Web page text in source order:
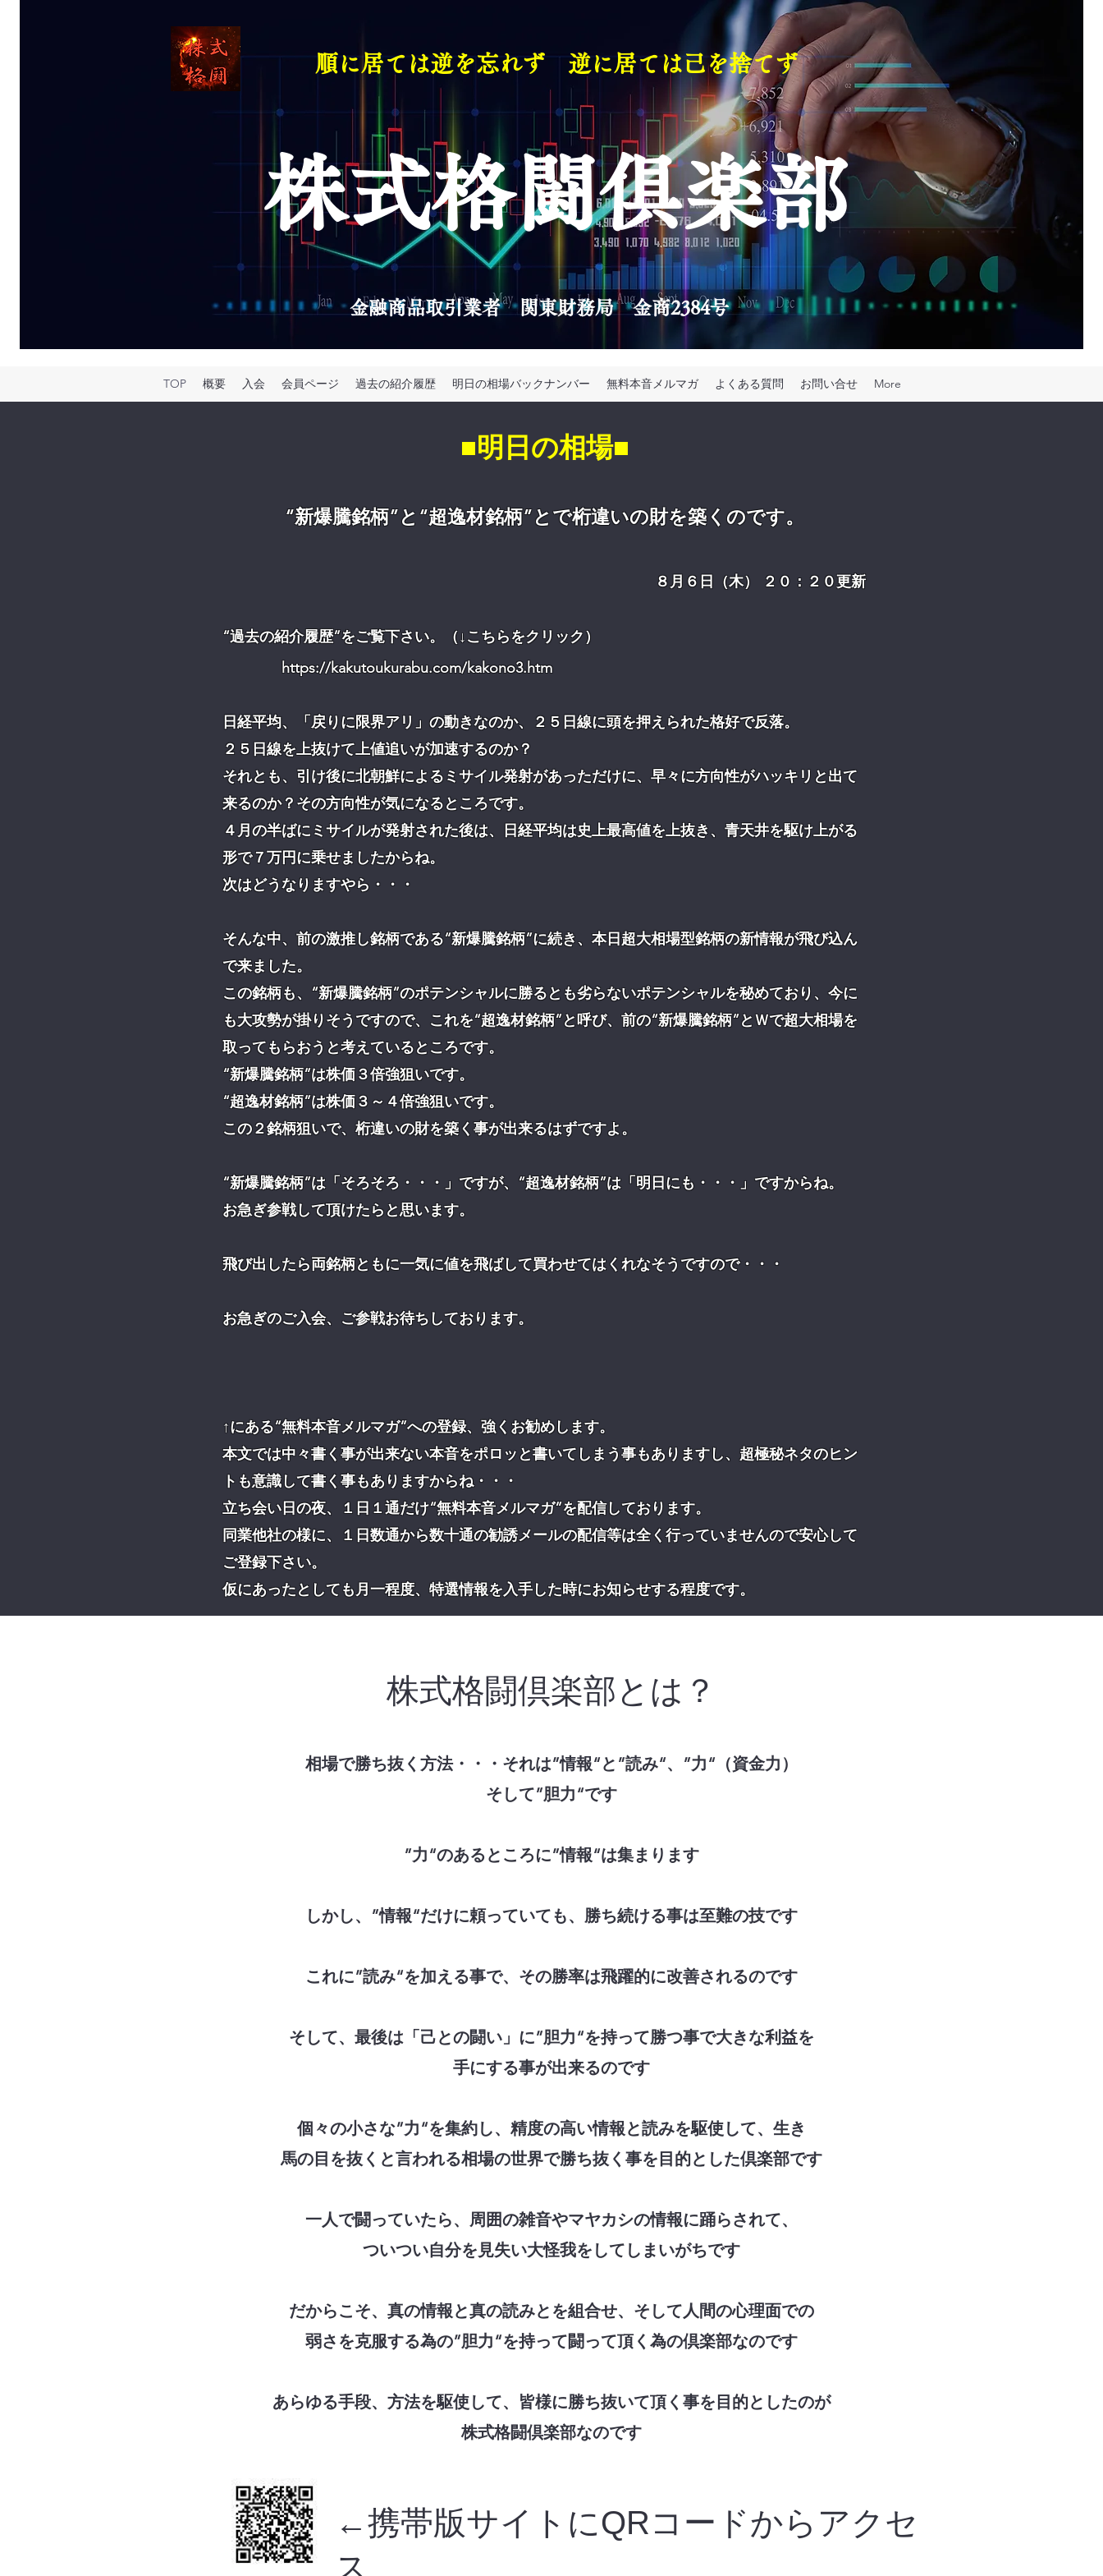
株式格闘俱楽部
順に居ては逆を忘れず 逆に居ては己を捨てず
金融商品取引業者 関東財務局 金商2384号
TOP 概要 入会 会員ページ 過去の紹介履歴 明日の相場バックナンバー 無料本音メルマガ よくある質問 お問い合せ More
■明日の相場■
“新爆騰銘柄”と“超逸材銘柄”とで桁違いの財を築くのです。
８月６日（木） ２０：２０更新
“過去の紹介履歴”をご覧下さい。（↓こちらをクリック）
https://kakutoukurabu.com/kakono3.htm
日経平均、「戻りに限界アリ」の動きなのか、２５日線に頭を押えられた格好で反落。
２５日線を上抜けて上値追いが加速するのか？
それとも、引け後に北朝鮮によるミサイル発射があっただけに、早々に方向性がハッキリと出て
来るのか？その方向性が気になるところです。
４月の半ばにミサイルが発射された後は、日経平均は史上最高値を上抜き、青天井を駆け上がる
形で７万円に乗せましたからね。
次はどうなりますやら・・・
そんな中、前の激推し銘柄である“新爆騰銘柄”に続き、本日超大相場型銘柄の新情報が飛び込ん
で来ました。
この銘柄も、“新爆騰銘柄”のポテンシャルに勝るとも劣らないポテンシャルを秘めており、今に
も大攻勢が掛りそうですので、これを“超逸材銘柄”と呼び、前の“新爆騰銘柄”とＷで超大相場を
取ってもらおうと考えているところです。
“新爆騰銘柄”は株価３倍強狙いです。
“超逸材銘柄”は株価３～４倍強狙いです。
この２銘柄狙いで、桁違いの財を築く事が出来るはずですよ。
“新爆騰銘柄”は「そろそろ・・・」ですが、“超逸材銘柄”は「明日にも・・・」ですからね。
お急ぎ参戦して頂けたらと思います。
飛び出したら両銘柄ともに一気に値を飛ばして買わせてはくれなそうですので・・・
お急ぎのご入会、ご参戦お待ちしております。
↑にある“無料本音メルマガ”への登録、強くお勧めします。
本文では中々書く事が出来ない本音をポロッと書いてしまう事もありますし、超極秘ネタのヒン
トも意識して書く事もありますからね・・・
立ち会い日の夜、１日１通だけ“無料本音メルマガ”を配信しております。
同業他社の様に、１日数通から数十通の勧誘メールの配信等は全く行っていませんので安心して
ご登録下さい。
仮にあったとしても月一程度、特選情報を入手した時にお知らせする程度です。
株式格闘倶楽部とは？
相場で勝ち抜く方法・・・それは”情報“と”読み“、”力“（資金力）
そして”胆力“です
”力“のあるところに”情報“は集まります
しかし、”情報“だけに頼っていても、勝ち続ける事は至難の技です
これに”読み“を加える事で、その勝率は飛躍的に改善されるのです
そして、最後は「己との闘い」に”胆力“を持って勝つ事で大きな利益を
手にする事が出来るのです
個々の小さな”力“を集約し、精度の高い情報と読みを駆使して、生き
馬の目を抜くと言われる相場の世界で勝ち抜く事を目的とした倶楽部です
一人で闘っていたら、周囲の雑音やマヤカシの情報に踊らされて、
ついつい自分を見失い大怪我をしてしまいがちです
だからこそ、真の情報と真の読みとを組合せ、そして人間の心理面での
弱さを克服する為の”胆力“を持って闘って頂く為の倶楽部なのです
あらゆる手段、方法を駆使して、皆様に勝ち抜いて頂く事を目的としたのが
株式格闘倶楽部なのです
←携帯版サイトにQRコードからアクセ
ス